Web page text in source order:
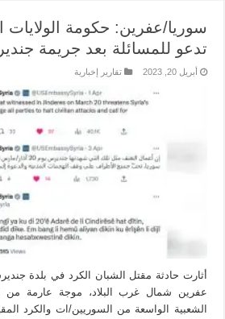
سوريا/عفرين: حكومة الولايات
تدعو للمسائلة بعد جريمة
أبريل 20, 2023 تقارير إخبارية
أثارت حادثة مقتل الشبان الكرد في بلدة
عفرين شمال غرب البلاد، موجة عارمة من
الشعبية الواسعة من السوريين/ات والكرد